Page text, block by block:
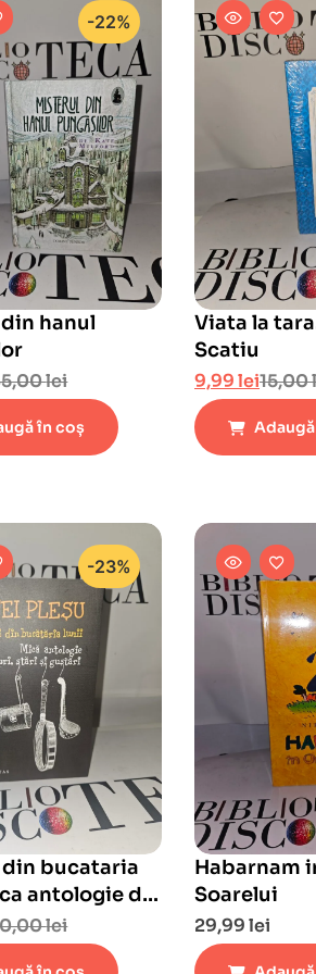
-22%
hanul
lei
în coș
Viata la
Scatiu
15,00
9,99lei
-23%
bucataria
antologie de
si gustari
lei
Habarnam
Soarelui
29,99lei